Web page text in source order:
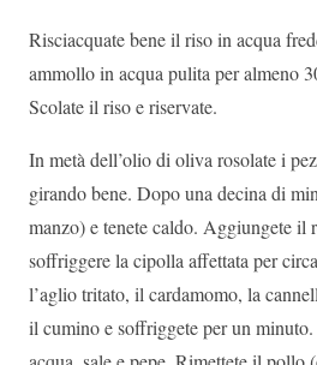
Risciacquate bene il riso in acqua
ammollo in acqua pulita per almeno
Scolate il riso e riservate.
In metà dell’olio di oliva rosolate i
girando bene. Dopo una decina di
manzo) e tenete caldo. Aggiungete il
soffriggere la cipolla affettata per
l’aglio tritato, il cardamomo, la
il cumino e soffriggete per un